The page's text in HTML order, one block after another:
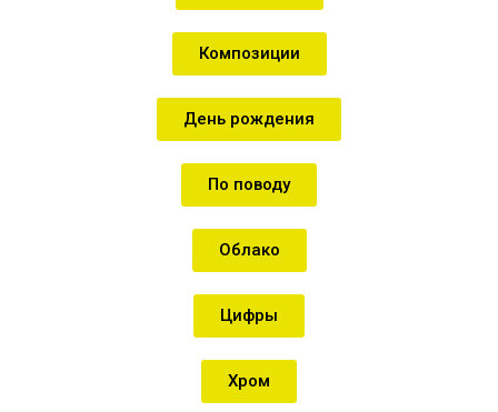
Композиции
День рождения
По поводу
Облако
Цифры
Хром